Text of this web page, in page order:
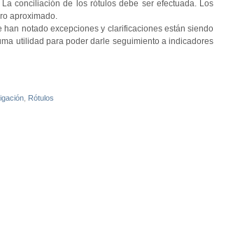
conciliación de los rótulos debe ser efectuada. Los
aproximado.
notado excepciones y clarificaciones están siendo
utilidad para poder darle seguimiento a indicadores
, Rótulos